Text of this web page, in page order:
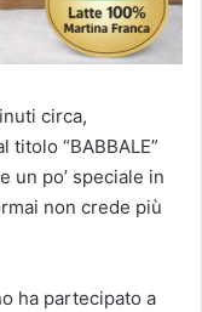
circa,
“BABBALE”
un po’ speciale in
non crede più
ha partecipato a